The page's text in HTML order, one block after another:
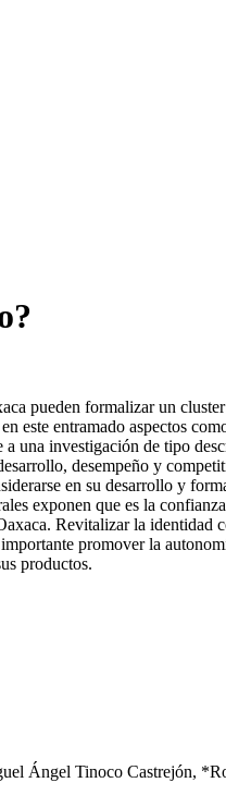
pueden formalizar un
este entramado aspectos
una investigación de tipo
desempeño y
en su desarrollo y
exponen que es la
Revitalizar la
promover la
productos.
Ángel Tinoco Castrejón,